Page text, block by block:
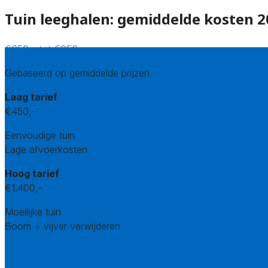
Tuin leeghalen: gemiddelde kosten
€650,- tot €950,-
Gebaseerd op gemiddelde prijzen
Laag tarief
€450,-
Eenvoudige tuin
Lage afvoerkosten
Hoog tarief
€1.400,-
Moeilijke tuin
Boom + vijver verwijderen